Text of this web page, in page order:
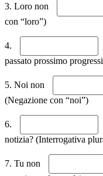
3. Loro non
con “loro”)
4.
passato prossimo
5. Noi non
(Negazione con “noi”)
6.
notizia? (Interrogativa
7. Tu non